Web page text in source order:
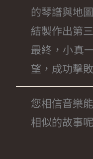
的琴譜與地
結製作出第
最終，小真
望，成功擊
您相信音樂
相似的故事